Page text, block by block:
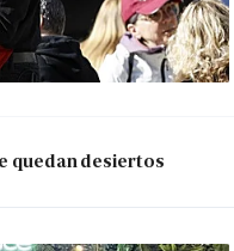
quedan desiertos